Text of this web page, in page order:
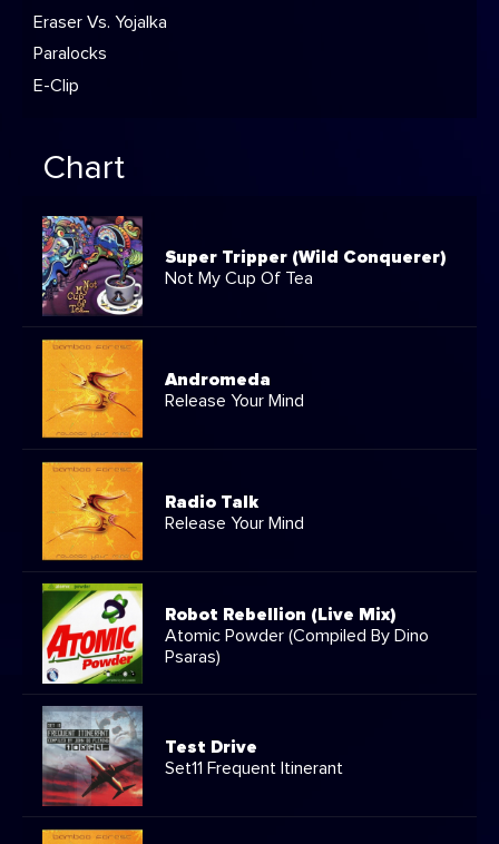
Eraser Vs. Yojalka
Paralocks
E-Clip
Chart
Super Tripper (Wild Conquerer)
Not My Cup Of Tea
Andromeda
Release Your Mind
Radio Talk
Release Your Mind
Robot Rebellion (Live Mix)
Atomic Powder (Compiled By Dino
Psaras)
Test Drive
Set11 Frequent Itinerant